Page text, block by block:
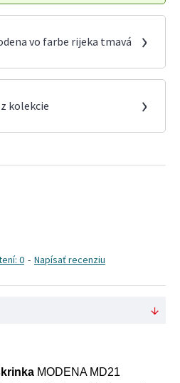
vo farbe rijeka tmavá ›
kolekcie ›
0 - Napísať recenziu
MODENA MD21